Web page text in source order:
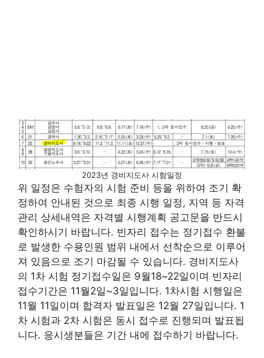
2023년 경비지도사 시험일정
위 일정은 수험자의 시험 준비 등을 위하여 조기 확
정하여 안내된 것으로 최종 시행 일정, 지역 등 자격
관리 상세내역은 자격별 시행계획 공고문을 반드시
확인하시기 바랍니다. 빈자리 접수는 정기접수 환불
로 발생한 수용인원 범위 내에서 선착순으로 이루어
져 있음으로 조기 마감될 수 있습니다. 경비지도사
의 1차 시험 정기접수일은 9월18~22일이며 빈자리
접수기간은 11월2일~3일입니다. 1차시험 시행일은
11월 11일이며 합격자 발표일은 12월 27일입니다. 1
차 시험과 2차 시험은 동시 접수로 진행되며 발표됩
니다. 응시생분들은 기간 내에 접수하기 바랍니다.